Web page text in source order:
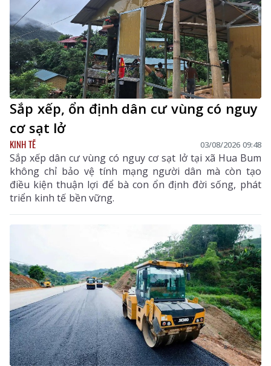
Sắp xếp, ổn định dân cư vùng có nguy
cơ sạt lở
KINH TẾ 03/08/2026 09:48
Sắp xếp dân cư vùng có nguy cơ sạt lở tại xã Hua Bum
không chỉ bảo vệ tính mạng người dân mà còn tạo
điều kiện thuận lợi để bà con ổn định đời sống, phát
triển kinh tế bền vững.